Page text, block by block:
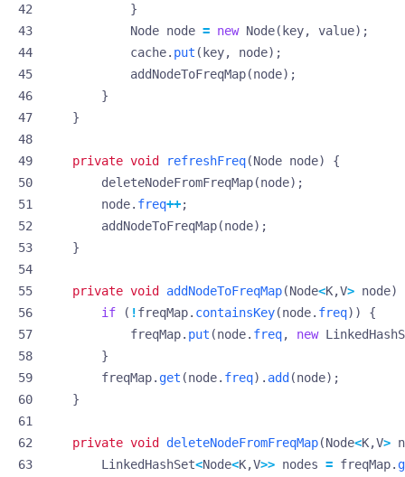
}
Node node = new Node(key, value);
cache. put (key, node);
addNodeToFreqMap(node);
}
}
private void refreshFreq(Node node)
{
deleteNodeFromFreqMap(node);
node. freq++;
addNodeToFreqMap(node);
}
private void addNodeToFreqMap(Node<K,V> node)
if
( !freqMap. containsKey(node. freq))
{
freqMap. put (node. freq, new
}
freqMap. get (node. freq). add(node);
}
private void deleteNodeFromFreqMap(Node<K,V>
LinkedHashSet<Node<K,V>> nodes = freqMap.